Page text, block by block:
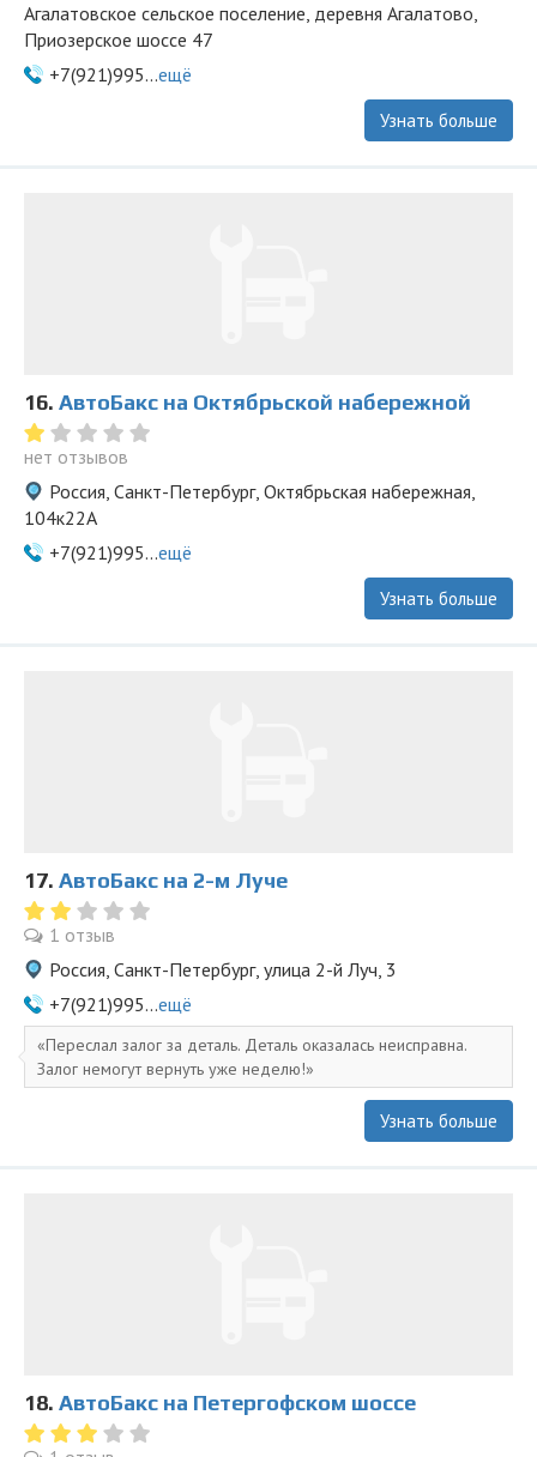
Агалатовское сельское поселение, деревня Агалатово,
Приозерское шоссе 47
+7(921)995...ещё
Узнать больше
16. АвтоБакс на Октябрьской набережной
нет отзывов
Россия, Санкт-Петербург, Октябрьская набережная,
104к22А
+7(921)995...ещё
Узнать больше
17. АвтоБакс на 2-м Луче
1 отзыв
Россия, Санкт-Петербург, улица 2-й Луч, 3
+7(921)995...ещё
Переслал залог за деталь. Деталь оказалась неисправна.
Залог немогут вернуть уже неделю!
Узнать больше
18. АвтоБакс на Петергофском шоссе